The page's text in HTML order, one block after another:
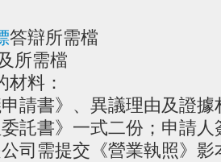
答辯所需檔
所需檔
材料：
請書》、異議理由及證
託書》一式二份；申請人
司需提交《營業執照》